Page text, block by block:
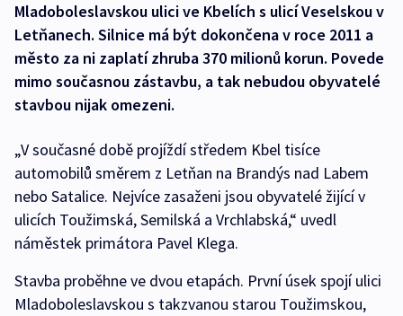
Mladoboleslavskou ulici ve Kbelích s ulicí Veselskou v
Letňanech. Silnice má být dokončena v roce 2011 a
město za ni zaplatí zhruba 370 milionů korun. Povede
mimo současnou zástavbu, a tak nebudou obyvatelé
stavbou nijak omezeni.
„V současné době projíždí středem Kbel tisíce
automobilů směrem z Letňan na Brandýs nad Labem
nebo Satalice. Nejvíce zasaženi jsou obyvatelé žijící v
ulicích Toužimská, Semilská a Vrchlabská,“ uvedl
náměstek primátora Pavel Klega.
Stavba proběhne ve dvou etapách. První úsek spojí ulici
Mladoboleslavskou s takzvanou starou Toužimskou,